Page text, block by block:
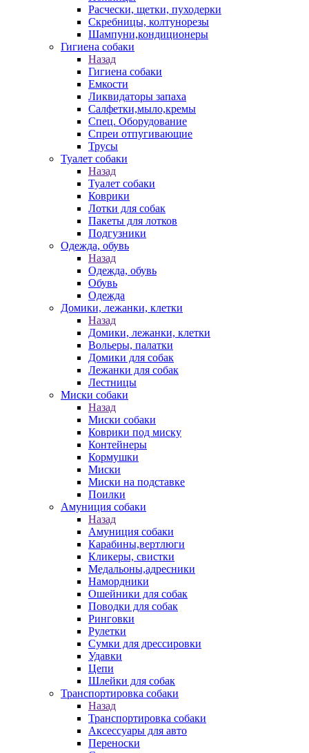
Расчески, щетки, пуходерки
Скребницы, колтунорезы
Шампуни,кондиционеры
Гигиена собаки
Назад
Гигиена собаки
Емкости
Ликвидаторы запаха
Салфетки,мыло,кремы
Спец. Оборудование
Спреи отпугивающие
Трусы
Туалет собаки
Назад
Туалет собаки
Коврики
Лотки для собак
Пакеты для лотков
Подгузники
Одежда, обувь
Назад
Одежда, обувь
Обувь
Одежда
Домики, лежанки, клетки
Назад
Домики, лежанки, клетки
Вольеры, палатки
Домики для собак
Лежанки для собак
Лестницы
Миски собаки
Назад
Миски собаки
Коврики под миску
Контейнеры
Кормушки
Миски
Миски на подставке
Поилки
Амуниция собаки
Назад
Амуниция собаки
Карабины,вертлюги
Кликеры, свистки
Медальоны,адресники
Намордники
Ошейники для собак
Поводки для собак
Ринговки
Рулетки
Сумки для дрессировки
Удавки
Цепи
Шлейки для собак
Транспортировка собаки
Назад
Транспортировка собаки
Аксессуары для авто
Переноски